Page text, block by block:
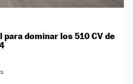
dominar los 510 CV de